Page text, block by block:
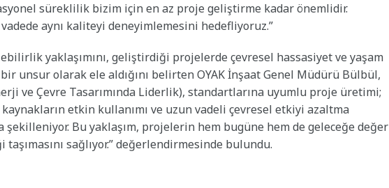
süreklilik bizim için en az proje geliştirme kadar önemlidir.
vadede aynı kaliteyi deneyimlemesini hedefliyoruz.”
yaklaşımını, geliştirdiği projelerde çevresel hassasiyet ve yaşam
unsur olarak ele aldığını belirten OYAK İnşaat Genel Müdürü Bülbül,
ve Çevre Tasarımında Liderlik), standartlarına uyumlu proje üretimi;
etkin kullanımı ve uzun vadeli çevresel etkiyi azaltma
Bu yaklaşım, projelerin hem bugüne hem de geleceğe değer
sağlıyor.” değerlendirmesinde bulundu.